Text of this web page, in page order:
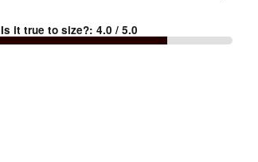
Is it true to size?:4.0 / 5.0